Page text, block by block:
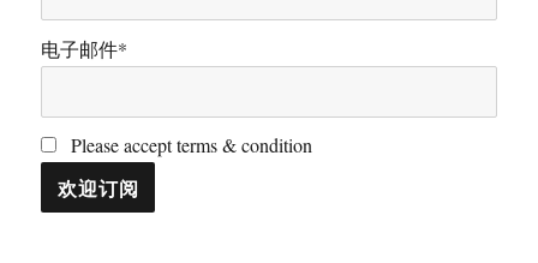
电子邮件*
Please accept terms & condition